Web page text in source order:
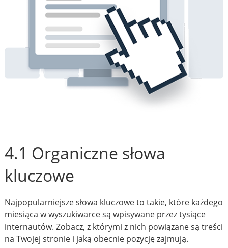
4.1 Organiczne słowa
kluczowe
Najpopularniejsze słowa kluczowe to takie, które każdego
miesiąca w wyszukiwarce są wpisywane przez tysiące
internautów. Zobacz, z którymi z nich powiązane są treści
na Twojej stronie i jaką obecnie pozycję zajmują.